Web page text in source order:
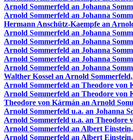
Arnold Sommerfeld an Johanna
Arnold Sommerfeld an Johanna
Hermann Anschütz-Kaempfe an
Arnold Sommerfeld an Johanna
Arnold Sommerfeld an Johanna
Arnold Sommerfeld an Johanna
Arnold Sommerfeld an Johanna
Arnold Sommerfeld an Johanna
Walther Kossel an Arnold Sommerfeld,
Arnold Sommerfeld an Theodore von
Arnold Sommerfeld an Theodore von
Theodore von Kármán an Arnold
Arnold Sommerfeld u.a. an Johanna
Arnold Sommerfeld u.a. an Theodore
Arnold Sommerfeld an Albert Einstein,
Arnold Sommerfeld an Albert Einstein,